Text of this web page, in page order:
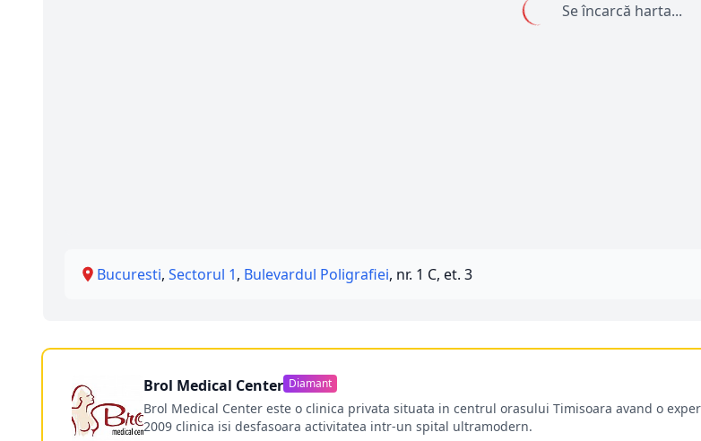
Se încarcă harta...
Bucuresti, Sectorul 1, Bulevardul Poligrafiei, nr. 1 C, et. 3
Brol Medical Center Diamant
Brol Medical Center este o clinica privata situata in centrul orasului Timisoara avand o
2009 clinica isi desfasoara activitatea intr-un spital ultramodern.